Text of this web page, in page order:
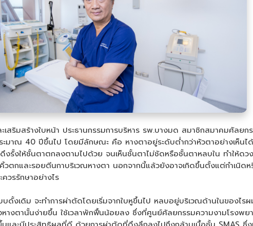
สริมสร้างใบหน้า ประธานกรรมการบริหาร รพ.บางมด สมาชิกสมาคมศัล
ะมาณ 40 ปีขึ้นไป โดยมีลักษณะ คือ หางตาอยู่ระดับต่ำกว่าหัวตาอย่างเห็น
งให้ชั้นตาตกลงตามไปด้วย จนเห็นชั้นตาไม่ชัดหรือชั้นตาหลบใน ทำให้ดว
วตกและรอยตีนกาบริเวณหางตา นอกจากนี้แล้วยังอาจเกิดขึ้นตั้งแต่กำเนิ
วรรักษาอย่างไร
งเดิม จะทำการผ่าตัดโดยเริ่มจากใบหูขึ้นไป หลบอยู่บริเวณด้านในของไร
งตานั้นง่ายขึ้น ใช้เวลาพักฟื้นน้อยลง ซึ่งที่ศูนย์ศัลยกรรมความงามโรงพ